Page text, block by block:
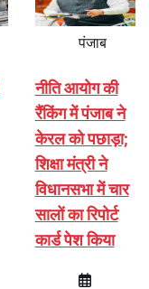
पंजाब
नीति आयोग की
रैंकिंग में पंजाब ने
केरल को पछाड़ा;
शिक्षा मंत्री ने
विधानसभा में चार
सालों का रिपोर्ट
कार्ड पेश किया